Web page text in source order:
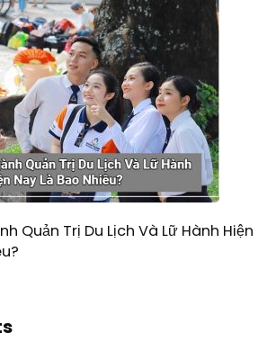
Quản Trị Du Lịch Và Lữ Hành Hiện